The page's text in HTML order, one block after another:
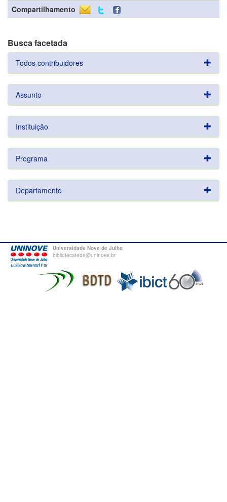
Compartilhamento
Busca facetada
Todos contribuidores
Assunto
Instituição
Programa
Departamento
Universidade Nove de Julho
bibliotecatede@uninove.br